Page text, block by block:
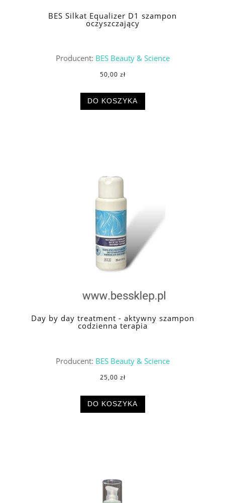
BES Silkat Equalizer D1 szampon
oczyszczający
Producent: BES Beauty & Science
50,00 zł
DO KOSZYKA
Day by day treatment - aktywny szampon
codzienna terapia
Producent: BES Beauty & Science
25,00 zł
DO KOSZYKA